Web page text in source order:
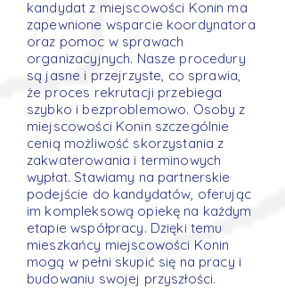
kandydat z miejscowości Konin ma
zapewnione wsparcie koordynatora
oraz pomoc w sprawach
organizacyjnych. Nasze procedury
są jasne i przejrzyste, co sprawia,
że proces rekrutacji przebiega
szybko i bezproblemowo. Osoby z
miejscowości Konin szczególnie
cenią możliwość skorzystania z
zakwaterowania i terminowych
wypłat. Stawiamy na partnerskie
podejście do kandydatów, oferując
im kompleksową opiekę na każdym
etapie współpracy. Dzięki temu
mieszkańcy miejscowości Konin
mogą w pełni skupić się na pracy i
budowaniu swojej przyszłości.